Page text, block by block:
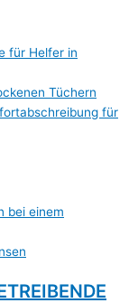
für Helfer in
Tüchern
für
bei einem